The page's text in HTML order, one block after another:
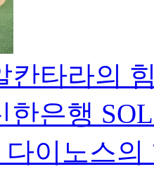
칸타라의
한은행
다이노스